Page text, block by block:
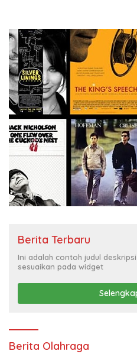
Berita Terbaru
Ini adalah contoh judul
sesuaikan pada widget
Berita Olahraga